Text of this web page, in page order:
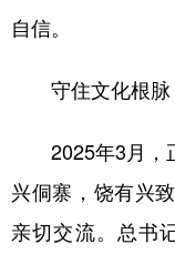
自信。
守住文化根脉
2025年3月，正
兴侗寨，饶有兴
亲切交流。总书